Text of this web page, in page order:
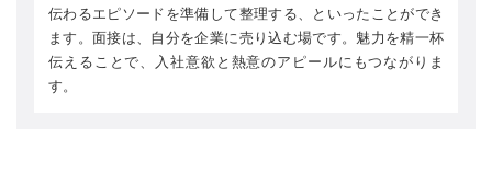
伝わるエピソードを準備して整理する、といったことができ
ます。面接は、自分を企業に売り込む場です。魅力を精一杯
伝えることで、入社意欲と熱意のアピールにもつながりま
す。